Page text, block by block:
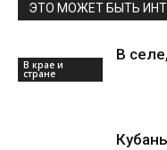
ЭТО МОЖЕТ БЫТЬ
В крае и
стране
В